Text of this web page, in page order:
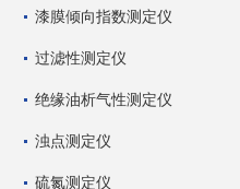
漆膜倾向指数测定仪
过滤性测定仪
绝缘油析气性测定仪
浊点测定仪
硫氮测定仪